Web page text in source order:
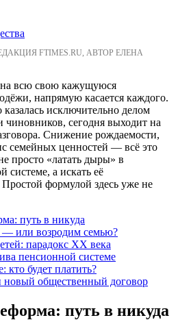
FTIMES.RU, АВТОР ЕЛЕНА
всю свою кажущуюся
напрямую касается каждого.
исключительно делом
чиновников, сегодня выходит на
Снижение рождаемости,
семейных ценностей — всё это
просто «латать дыры» в
а искать её
формулой здесь уже не
путь в никуда
или возродим семью?
парадокс ХХ века
пенсионной системе
кто будет платить?
новый общественный договор
путь в никуда